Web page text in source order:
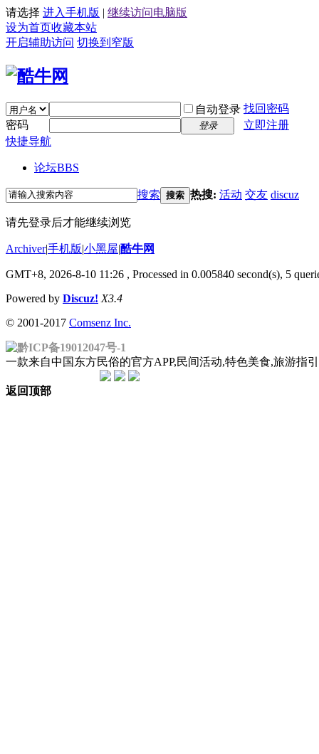
请选择 进入手机版 | 继续访问电脑版
设为首页收藏本站
开启辅助访问 切换到窄版
自动登录 找回密码
密码
登录
立即注册
快捷导航
论坛BBS
搜索 搜索 热搜: 活动 交友 discuz
请先登录后才能继续浏览
Archiver|手机版|小黑屋|酷牛网
GMT+8, 2026-8-10 11:26 , Processed in 0.005840 second(s), 5
Powered by Discuz! X3.4
© 2001-2017 Comsenz Inc.
黔ICP备19012047号-1
一款来自中国东方民俗的官方APP,民间活动,特色美食,旅游
返回顶部